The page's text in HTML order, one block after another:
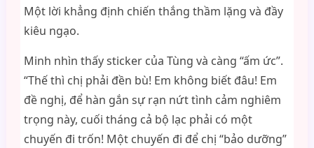
Một lời khẳng định chiến thắng thầm lặng và đầy
kiêu ngạo.
Minh nhìn thấy sticker của Tùng và càng “ấm ức”.
“Thế thì chị phải đền bù! Em không biết đâu! Em
đề nghị, để hàn gắn sự rạn nứt tình cảm nghiêm
trọng này, cuối tháng cả bộ lạc phải có một
chuyến đi trốn! Một chuyến đi để chị “bảo dưỡng”